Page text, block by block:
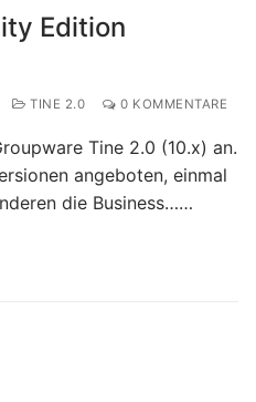
Edition
TINE 2.0 0 KOMMENTARE
Tine 2.0 (10.x) an.
angeboten, einmal
die Business……